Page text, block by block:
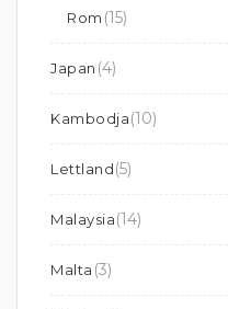
Rom (15)
Japan (4)
Kambodja(10)
Lettland(5)
Malaysia(14)
Malta (3)